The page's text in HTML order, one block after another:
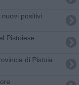
positivi
Pistoiese
di Pistoia